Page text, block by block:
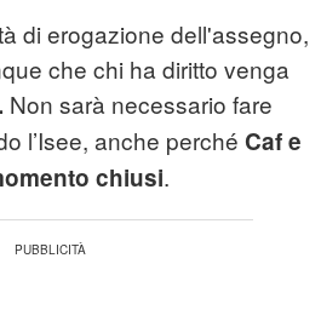
di erogazione dell'assegno,
che chi ha diritto venga
Non sarà necessario fare
l’Isee, anche perché Caf e
chiusi.